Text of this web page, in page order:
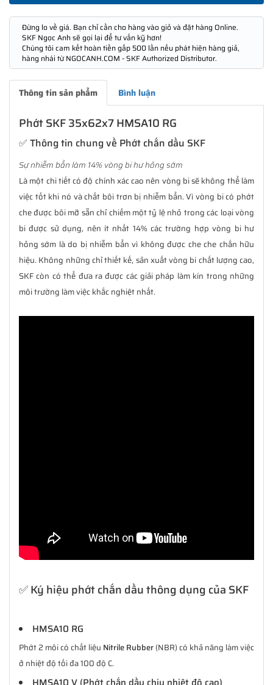
Đừng lo về giá. Bạn chỉ cần cho hàng vào giỏ và đặt hàng Online.
SKF Ngọc Anh sẽ gọi lại để tư vấn kỹ hơn!
Chúng tôi cam kết hoàn tiền gấp 500 lần nếu phát hiện hàng giả,
hàng nhái từ NGOCANH.COM - SKF Authorized Distributor.
Thông tin sản phẩm Bình luận
Phớt SKF 35x62x7 HMSA10 RG
✅ Thông tin chung về Phớt chắn dầu SKF
Sự nhiễm bẩn làm 14% vòng bi hư hỏng sớm
Là một chi tiết có độ chính xác cao nên vòng bi sẽ không thể làm
việc tốt khi nó và chất bôi trơn bị nhiễm bẩn. Vì vòng bi có phớt
che được bôi mỡ sẵn chỉ chiếm một tỷ lệ nhỏ trong các loại vòng
bi được sử dụng, nên ít nhất 14% các trường hợp vòng bi hư
hỏng sớm là do bị nhiễm bẩn vì không được che che chắn hữu
hiệu. Không những chỉ thiết kế, sản xuất vòng bi chất lượng cao,
SKF còn có thể đưa ra được các giải pháp làm kín trong những
môi trường làm việc khắc nghiệt nhất.
✅ Ký hiệu phớt chắn dầu thông dụng của SKF
HMSA10 RG
Phớt 2 môi có chất liệu Nitrile Rubber(NBR) có khả năng làm việc
ở nhiệt độ tối đa 100 độ C.